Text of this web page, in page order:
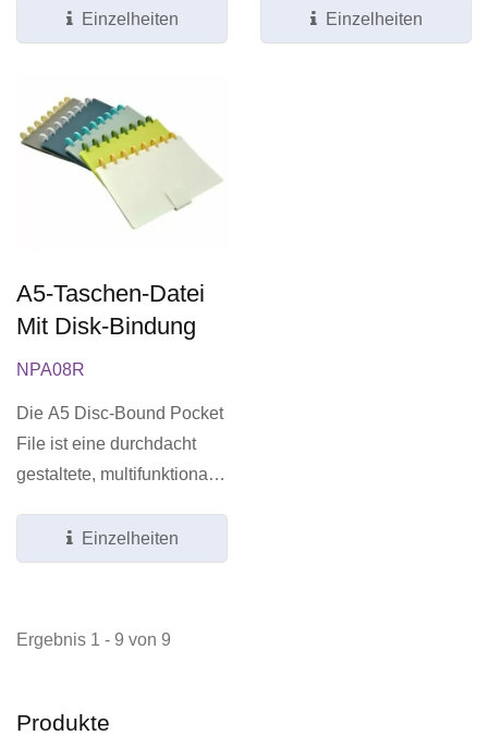
Einzelheiten
Dokumenten,...Einzelheiten
A5-Taschen-Datei
Mit Disk-Bindung
NPA08R
Die A5 Disc-Bound Pocket
File ist eine durchdacht
gestaltete, multifunktionale
Einzelheiten
Ergebnis 1 - 9 von 9
Produkte